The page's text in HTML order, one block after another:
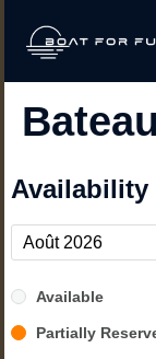
Bateau
Availability
Available
Partially